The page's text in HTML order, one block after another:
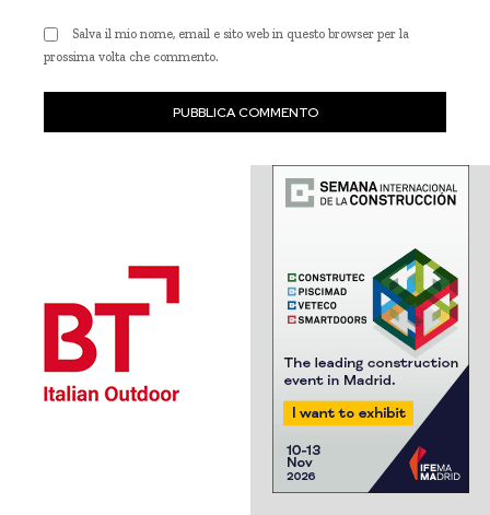
Salva il mio nome, email e sito web in questo browser per la
prossima volta che commento.